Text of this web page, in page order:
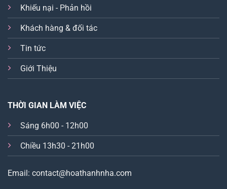
Khiếu nại - Phản hồi
Khách hàng & đối tác
Tin tức
Giới Thiệu
THỜI GIAN LÀM VIỆC
Sáng 6h00 - 12h00
Chiều 13h30 - 21h00
Email: contact@hoathanhnha.com